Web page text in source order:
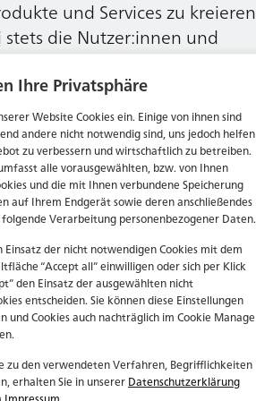
Ihre Privatsphäre
Website Cookies ein. Einige von ihnen sind
andere nicht notwendig sind, uns jedoch helfen
zu verbessern und wirtschaftlich zu betreiben.
alle vorausgewählten, bzw. von Ihnen
und die mit Ihnen verbundene Speicherung
auf Ihrem Endgerät sowie deren anschließendes
Verarbeitung personenbezogener Daten.
Einsatz der nicht notwendigen Cookies mit dem
“Accept all” einwilligen oder sich per Klick
den Einsatz der ausgewählten nicht
entscheiden. Sie können diese Einstellungen
und Cookies auch nachträglich im Cookie
zu den verwendeten Verfahren, Begrifflichkeiten
erhalten Sie in unsererDatenschutzerklärung
und Services zu kreieren
die Nutzer:innen und
im Auge behalten.